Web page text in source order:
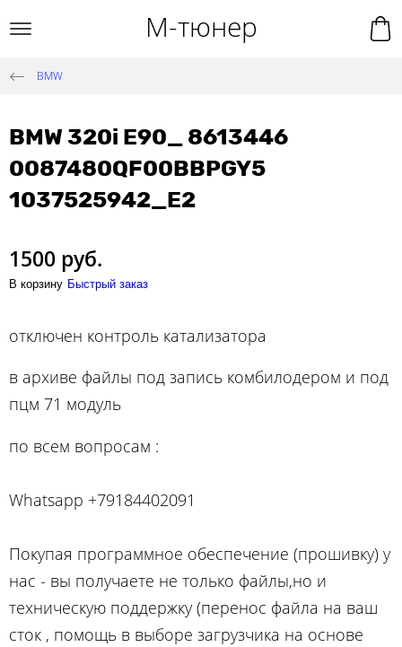
М-тюнер
BMW
BMW 320i E90_ 8613446
0087480QF00BBPGY5
1037525942_E2
1500 руб.
В корзину Быстрый заказ
отключен контроль катализатора
в архиве файлы под запись комбилодером и под
пцм 71 модуль
по вcем вопросам :
Whatsapp +79184402091
Покупая программное обеспечение (прошивку) у
нас - вы получаете не только файлы,но и
техническую поддержку (перенос файла на ваш
сток , помощь в выборе загрузчика на основе